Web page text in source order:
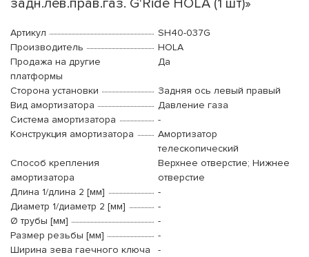
задн.лев.прав.газ. G'Ride HOLA (1 шт)»
Артикул
SH40-037G
Производитель
HOLA
Продажа на другие
платформы
Да
Сторона установки
Задняя ось левый правый
Вид амортизатора
Давление газа
Система амортизатора
-
Конструкция амортизатора
Амортизатор
телескопический
Способ крепления
амортизатора
Верхнее отверстие; Нижнее
отверстие
Длина 1/длина 2 [мм]
-
Диаметр 1/диаметр 2 [мм]
-
Ø трубы [мм]
-
Размер резьбы [мм]
-
Ширина зева гаечного ключа
-